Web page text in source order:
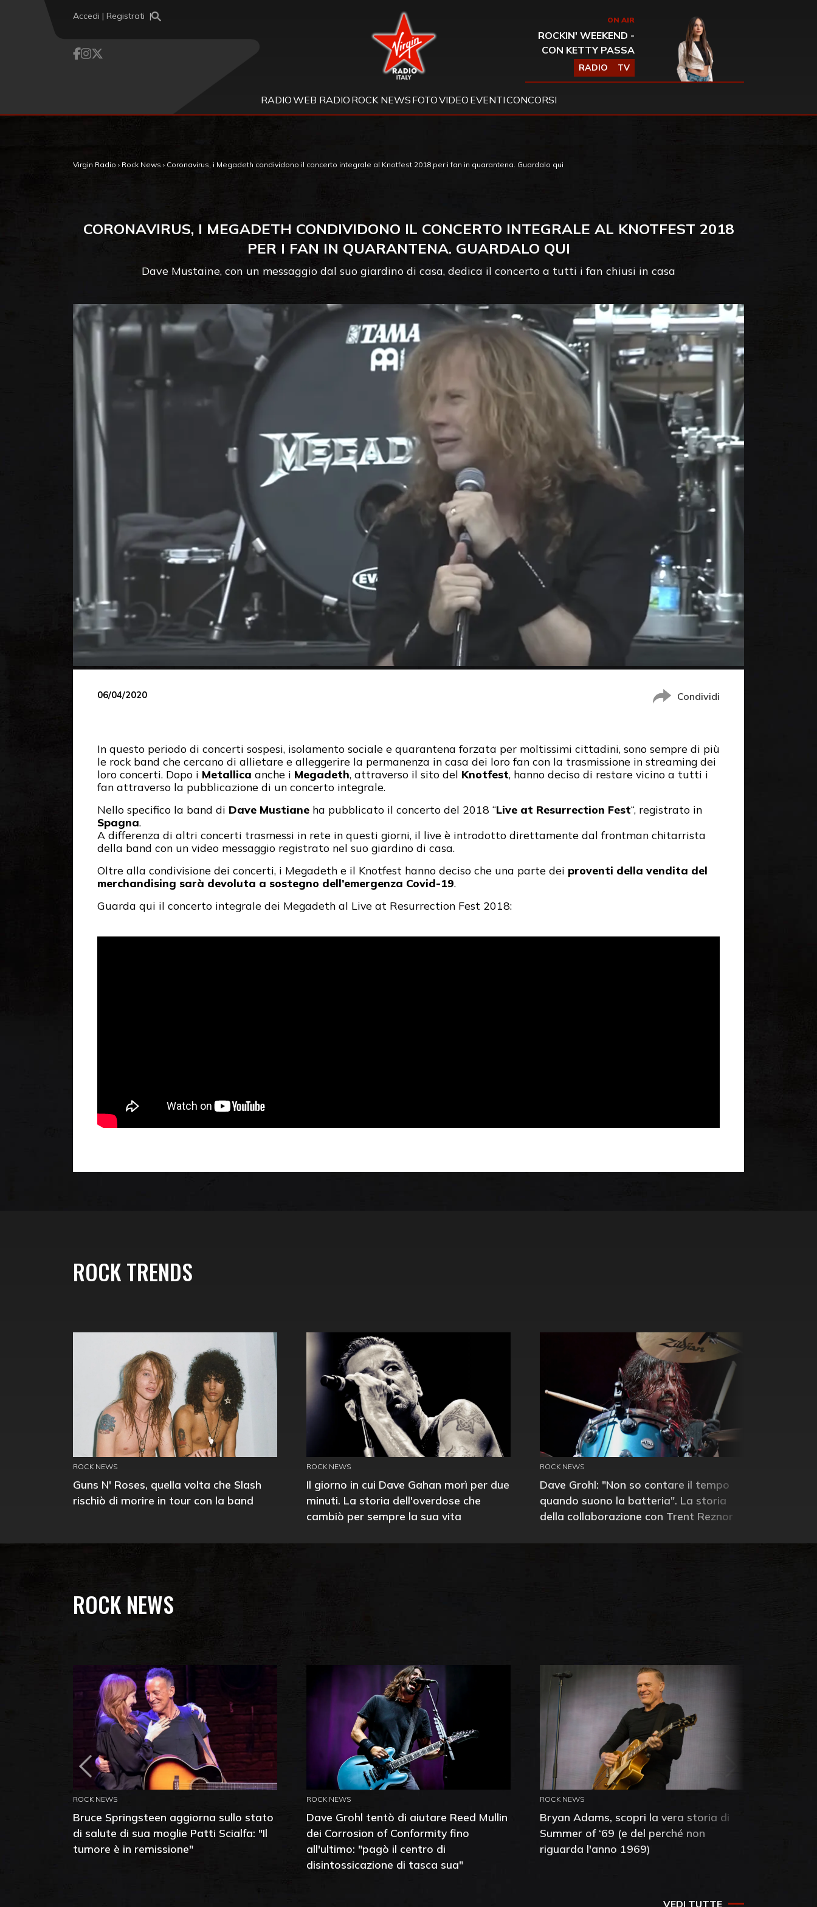
Accedi | Registrati Virgin Radio ON AIR
ROCKIN' WEEKEND -
CON KETTY PASSA
RADIO TV
RADIOWEB RADIO ROCK NEWS FOTOVIDEO EVENTICONCORSI
Virgin Radio › Rock News › Coronavirus, i Megadeth condividono il concerto integrale al Knotfest 2018 per i fan in quarantena. Guardalo qui
CORONAVIRUS, I MEGADETH CONDIVIDONO IL CONCERTO INTEGRALE AL KNOTFEST 2018
PER I FAN IN QUARANTENA. GUARDALO QUI
Dave Mustaine, con un messaggio dal suo giardino di casa, dedica il concerto a tutti i fan chiusi in casa
06/04/2020 Condividi
In questo periodo di concerti sospesi, isolamento sociale e quarantena forzata per moltissimi cittadini, sono sempre di più
le rock band che cercano di allietare e alleggerire la permanenza in casa dei loro fan con la trasmissione in streaming dei
loro concerti. Dopo i Metallica anche i Megadeth, attraverso il sito del Knotfest, hanno deciso di restare vicino a tutti i
fan attraverso la pubblicazione di un concerto integrale.
Nello specifico la band di Dave Mustiane ha pubblicato il concerto del 2018 “Live at Resurrection Fest“, registrato in
Spagna.
A differenza di altri concerti trasmessi in rete in questi giorni, il live è introdotto direttamente dal frontman chitarrista
della band con un video messaggio registrato nel suo giardino di casa.
Oltre alla condivisione dei concerti, i Megadeth e il Knotfest hanno deciso che una parte dei proventi della vendita del
merchandising sarà devoluta a sostegno dell’emergenza Covid-19.
Guarda qui il concerto integrale dei Megadeth al Live at Resurrection Fest 2018:
ROCK TRENDS
ROCK NEWS
Guns N' Roses, quella volta che Slash
rischiò di morire in tour con la band
ROCK NEWS
Il giorno in cui Dave Gahan morì per due
minuti. La storia dell'overdose che
cambiò per sempre la sua vita
ROCK NEWS
Dave Grohl: "Non so contare il tempo
quando suono la batteria". La storia
della collaborazione con Trent Reznor
ROCK NEWS
ROCK NEWS
Bruce Springsteen aggiorna sullo stato
di salute di sua moglie Patti Scialfa: "Il
tumore è in remissione"
ROCK NEWS
Dave Grohl tentò di aiutare Reed Mullin
dei Corrosion of Conformity fino
all'ultimo: "pagò il centro di
disintossicazione di tasca sua"
ROCK NEWS
Bryan Adams, scopri la vera storia di
Summer of ‘69 (e del perché non
riguarda l'anno 1969)
VEDI TUTTE